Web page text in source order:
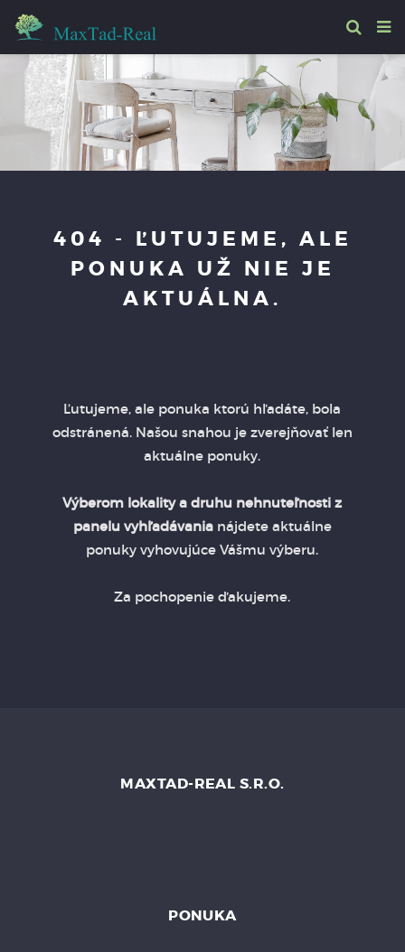
404 - ĽUTUJEME, ALE
PONUKA UŽ NIE JE
AKTUÁLNA.
Ľutujeme, ale ponuka ktorú hľadáte, bola
odstránená. Našou snahou je zverejňovať len
aktuálne ponuky.
Výberom lokality a druhu nehnuteľnosti z
panelu vyhľadávanianájdete aktuálne
ponuky vyhovujúce Vášmu výberu.
Za pochopenie ďakujeme.
MAXTAD-REAL S.R.O.
PONUKA